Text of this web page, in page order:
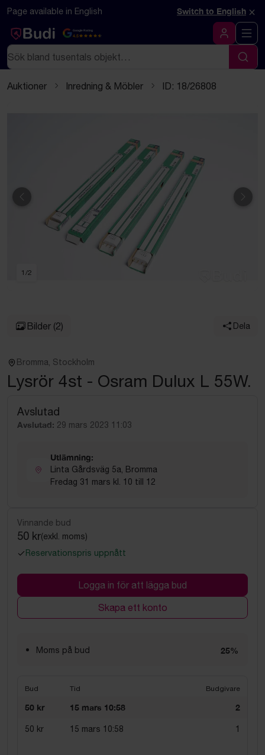
Hoppa till innehåll
Textbaserad (markdown) version av denna sida
Page available in English Switch to English ×
Google Rating
4.5
Logga in
Sök
Sök
Auktioner Inredning & Möbler ID: 18/26808
Föregående
1 /2
Bilder (2) Dela
Bromma, Stockholm
Lysrör 4st - Osram Dulux L 55W.
Avslutad
Avslutad: 29 mars 2023 11:03
Utlämning:
Linta Gårdsväg 5a, Bromma
Fredag 31 mars kl. 10 till 12
Vinnande bud
50 kr(exkl. moms)
Reservationspris uppnått
Logga in för att lägga bud
Skapa ett konto
Moms på bud 25%
Bud Tid Budgivare
50 kr 15 mars 10:58 2
50 kr 15 mars 10:58 1